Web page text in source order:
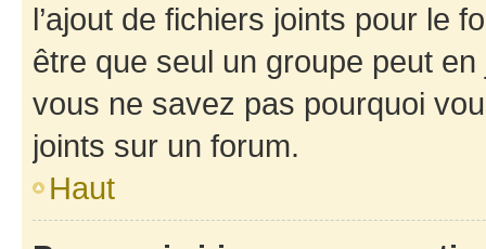
l’ajout de fichiers joints pour le
être que seul un groupe peut
vous ne savez pas pourquoi
joints sur un forum.
Haut